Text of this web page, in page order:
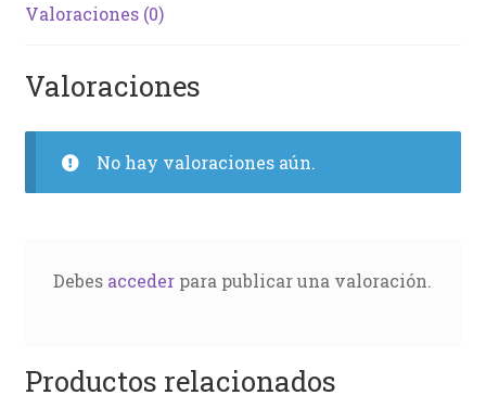
Valoraciones (0)
Valoraciones
No hay valoraciones aún.
Debes accederpara publicar una valoración.
Productos relacionados